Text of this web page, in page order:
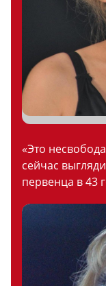
«Это
сейчас
первенца в 43